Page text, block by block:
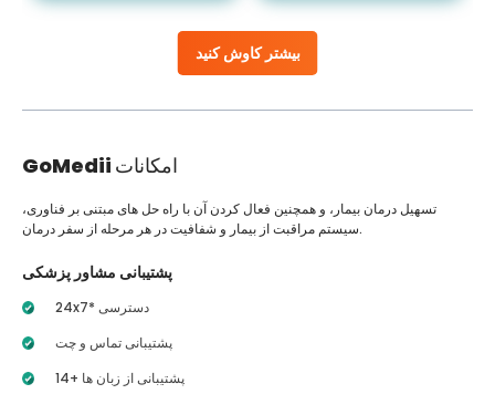
بیشتر کاوش کنید
GoMedii امکانات
تسهیل درمان بیمار، و همچنین فعال کردن آن با راه حل های مبتنی بر فناوری،
سیستم مراقبت از بیمار و شفافیت در هر مرحله از سفر درمان.
پشتیبانی مشاور پزشکی
24x7* دسترسی
پشتیبانی تماس و چت
14+ پشتیبانی از زبان ها